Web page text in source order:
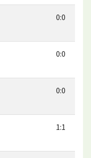
0:0
0:0
0:0
1:1